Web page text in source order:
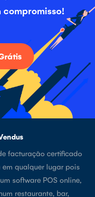
compromisso!
facturação certificado
qualquer lugar pois
software POS online,
restaurante, bar,